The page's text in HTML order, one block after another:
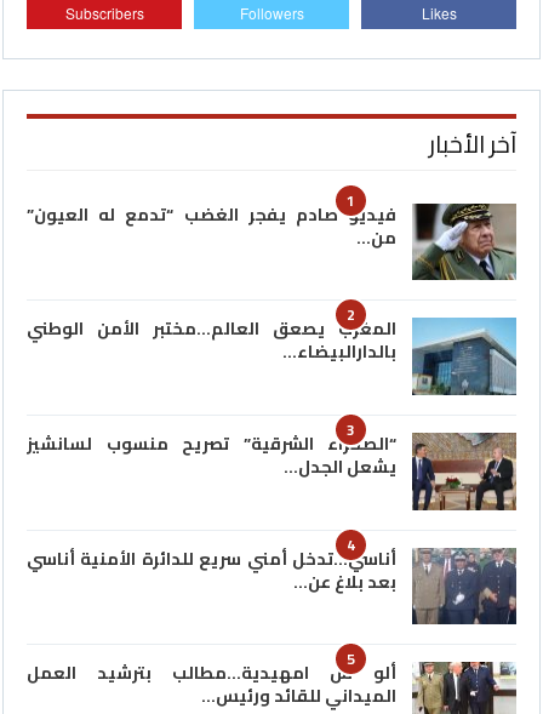
Likes
Followers
Subscribers
آخر الأخبار
1
فيديو صادم يفجر الغضب “تدمع له العيون”
من…
2
المغرب يصعق العالم…مختبر الأمن الوطني
بالدارالبيضاء…
3
“الصحراء الشرقية” تصريح منسوب لسانشيز
يشعل الجدل…
4
أناسي…تدخل أمني سريع للدائرة الأمنية أناسي
بعد بلاغ عن…
5
ألو س امهيدية…مطالب بترشيد العمل
الميداني للقائد ورئيس…